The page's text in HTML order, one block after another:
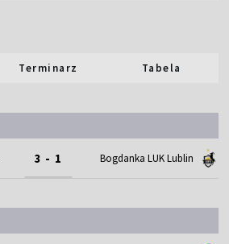
Terminarz Tabela
3 - 1 Bogdanka LUK Lublin